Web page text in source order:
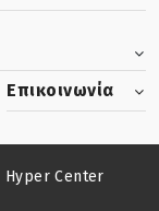
Επικοινωνία
Hyper Center